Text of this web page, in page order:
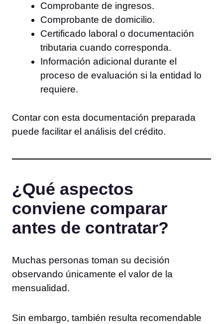
Comprobante de ingresos.
Comprobante de domicilio.
Certificado laboral o documentación
tributaria cuando corresponda.
Información adicional durante el
proceso de evaluación si la entidad lo
requiere.
Contar con esta documentación preparada
puede facilitar el análisis del crédito.
¿Qué aspectos
conviene comparar
antes de contratar?
Muchas personas toman su decisión
observando únicamente el valor de la
mensualidad.
Sin embargo, también resulta recomendable